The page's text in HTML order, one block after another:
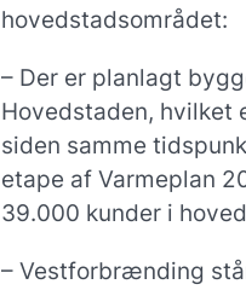
hovedstadsområdet:
– Der er planlagt
Hovedstaden, hvilket
siden samme
etape af Varmeplan
39.000 kunder i
– Vestforbrænding